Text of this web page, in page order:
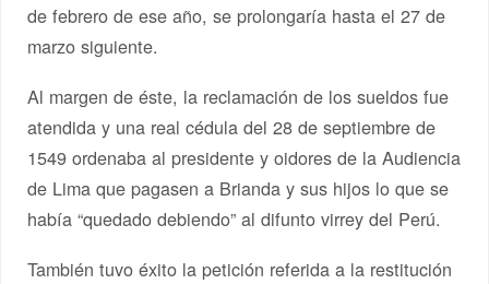
de febrero de ese año, se prolongaría hasta el 27 de
marzo siguiente.
Al margen de éste, la reclamación de los sueldos fue
atendida y una real cédula del 28 de septiembre de
1549 ordenaba al presidente y oidores de la Audiencia
de Lima que pagasen a Brianda y sus hijos lo que se
había “quedado debiendo” al difunto virrey del Perú.
También tuvo éxito la petición referida a la restitución